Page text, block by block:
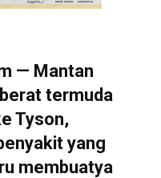
— Mantan
termuda
Tyson,
yang
membuatya